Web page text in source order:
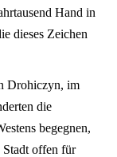
Hand in
dieses Zeichen
Drohiczyn, im
die
begegnen,
Stadt offen für